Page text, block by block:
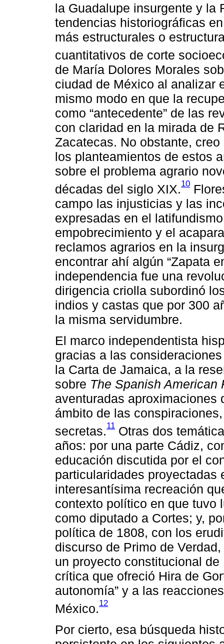
la Guadalupe insurgente y la
tendencias historiográficas
más estructurales o
cuantitativos de corte
de María Dolores Morales
ciudad de México al analizar
mismo modo en que la
como “antecedente” de las
con claridad en la mirada de
Zacatecas. No obstante,
los planteamientos de estos
sobre el problema agrario
décadas del siglo XIX.10
campo las injusticias y las
expresadas en el
empobrecimiento y el
reclamos agrarios en la
encontrar ahí algún “Zapata
independencia fue una
dirigencia criolla subordinó
indios y castas que por 300
la misma servidumbre.
El marco independentista
gracias a las
la Carta de Jamaica, a la
sobre The Spanish American
aventuradas aproximaciones
ámbito de las
secretas.11 Otras dos
años: por una parte Cádiz,
educación discutida por el
particularidades proyectadas
interesantísima recreación
contexto político en que tuvo
como diputado a Cortes; y,
política de 1808, con los
discurso de Primo de
un proyecto constitucional
crítica que ofreció Hira de
autonomía” y a las
México.12
Por cierto, esa búsqueda